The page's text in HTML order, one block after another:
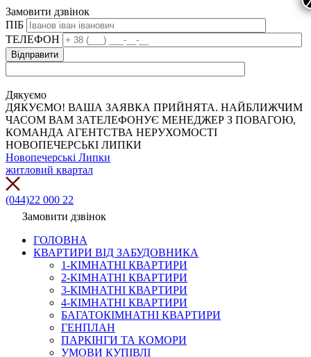
Замовити дзвінок
ПІБ
ТЕЛЕФОН
Дякуємо
ДЯКУЄМО! ВАША ЗАЯВКА ПРИЙНЯТА. НАЙБЛИЖЧИМ
ЧАСОМ ВАМ ЗАТЕЛЕФОНУЄ МЕНЕДЖЕР З ПОВАГОЮ,
КОМАНДА АГЕНТСТВА НЕРУХОМОСТІ
НОВОПЕЧЕРСЬКІ ЛИПКИ
Новопечерські Липки
житловий квартал
(044)22 000 22
Замовити дзвінок
ГОЛОВНА
КВАРТИРИ ВІД ЗАБУДОВНИКА
1-КІМНАТНІ КВАРТИРИ
2-КІМНАТНІ КВАРТИРИ
3-КІМНАТНІ КВАРТИРИ
4-КІМНАТНІ КВАРТИРИ
БАГАТОКІМНАТНІ КВАРТИРИ
ГЕНПЛАН
ПАРКІНГИ ТА КОМОРИ
УМОВИ КУПІВЛІ